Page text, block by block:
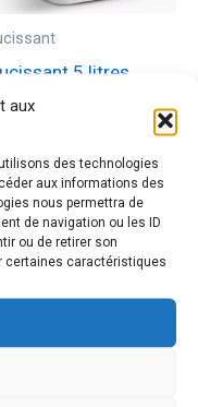
aux
des technologies
aux informations des
nous permettra de
de navigation ou les ID
ou de retirer son
certaines caractéristiques
5 litres
Douceur Prestige